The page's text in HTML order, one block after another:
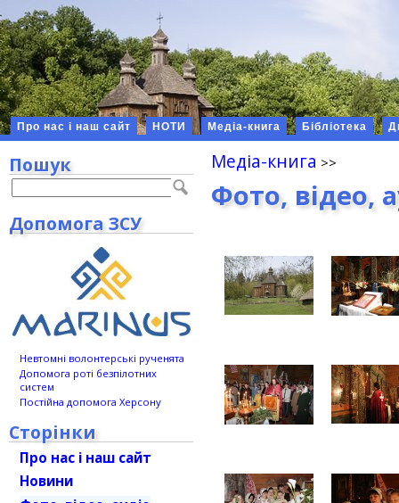
Про нас і наш сайт НОТИ Медіа-книга Бібліотека
Медіа-книга
Фото, відео,
Пошук
Допомога ЗСУ
Невтомні волонтерські рученята
Допомога роті безпілотних
систем
Постійна допомога Херсону
Сторінки
Про нас і наш сайт
Новини